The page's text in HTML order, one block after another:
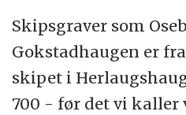
Skipsgraver som
Gokstadhaugen er
skipet i
700 - før det vi